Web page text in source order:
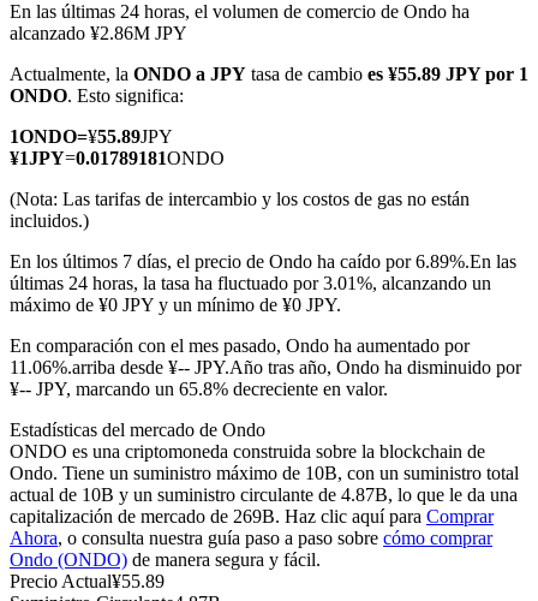
TradFi
primas
Futuros del USDC
Futuros que utilizan USDC como garantía
En las últimas 24 horas, el volumen de comercio de Ondo ha
alcanzado ¥2.86M JPY
Actualmente, la ONDO a JPY tasa de cambio es ¥55.89 JPY por 1
ONDO. Esto significa:
1ONDO=¥55.89JPY
¥1JPY=0.01789181ONDO
(Nota: Las tarifas de intercambio y los costos de gas no están
incluidos.)
En los últimos 7 días, el precio de Ondo ha caído por 6.89%.En las
últimas 24 horas, la tasa ha fluctuado por 3.01%, alcanzando un
máximo de ¥0 JPY y un mínimo de ¥0 JPY.
En comparación con el mes pasado, Ondo ha aumentado por
11.06%.arriba desde ¥-- JPY.Año tras año, Ondo ha disminuido por
¥-- JPY, marcando un 65.8% decreciente en valor.
Estadísticas del mercado de Ondo
ONDO es una criptomoneda construida sobre la blockchain de
Ondo. Tiene un suministro máximo de 10B, con un suministro total
actual de 10B y un suministro circulante de 4.87B, lo que le da una
capitalización de mercado de 269B. Haz clic aquí para Comprar
Ahora, o consulta nuestra guía paso a paso sobre cómo comprar
Ondo (ONDO) de manera segura y fácil.
Precio Actual¥55.89